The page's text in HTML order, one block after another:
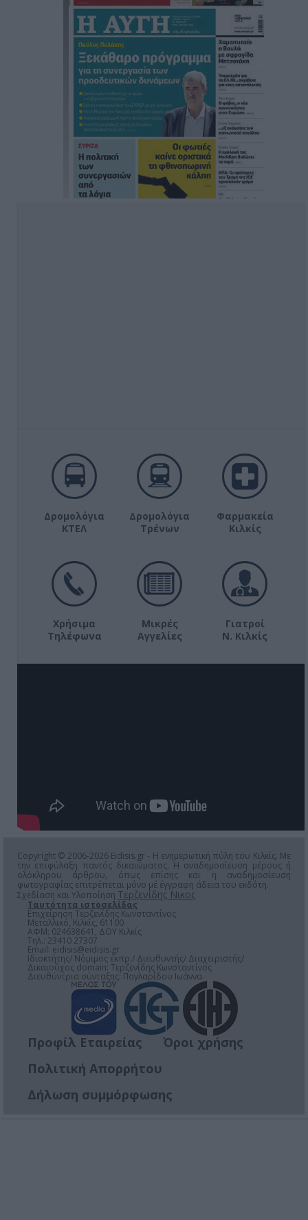
Δρομολόγια
ΚΤΕΛ
Δρομολόγια
Τρένων
Φαρμακεία
Κιλκίς
Χρήσιμα
Τηλέφωνα
Μικρές
Αγγελίες
Γιατροί
Ν. Κιλκίς
Copyright © 2006-2026 Eidisis.gr - Η ενημερωτική πύλη του Κιλκίς. Με
την επιφύλαξη παντός δικαιώματος. Η αναδημοσίευση μέρους ή
ολόκληρου άρθρου, όπως επίσης και η αναδημοσίευση
φωτογραφίας επιτρέπεται μόνο μέ έγγραφη άδεια του εκδότη.
Σχεδίαση και Υλοποίηση Τερζενίδης Νικος
Ταυτότητα ιστοσελίδας
Επιχείρηση Τερζενίδης Κωνσταντίνος
Μεταλλικό, Κιλκίς, 61100
ΑΦΜ: 024638641, ΔΟΥ Κιλκίς
Τηλ.: 23410 27307
Email: eidisis@eidisis.gr
Ιδιοκτήτης/ Νόμιμος εκπρ./ Διευθυντής/ Διαχειριστής/
Δικαιούχος domain: Τερζενίδης Κωνσταντίνος
Διευθύντρια σύνταξης: Παγλαρίδου Ιωάννα
Προφίλ Εταιρείας
Όροι χρήσης
Πολιτική Απορρήτου
Δήλωση συμμόρφωσης